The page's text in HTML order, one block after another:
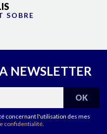
SOBRE
NEWSLETTER
concernant l'utilisation des mes
confidentialité.